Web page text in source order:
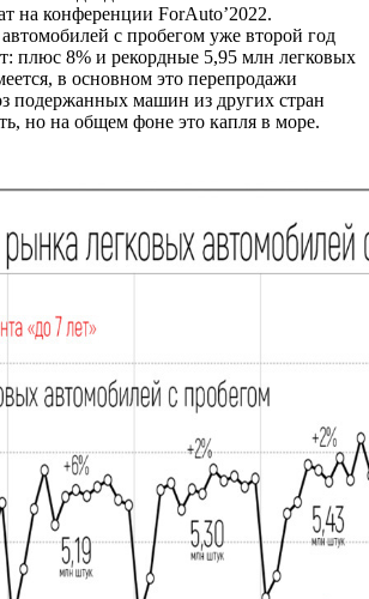
на конференции ForAuto’2022.
с пробегом уже второй год
плюс 8% и рекордные 5,95 млн легковых
в основном это перепродажи
подержанных машин из других стран
но на общем фоне это капля в море.